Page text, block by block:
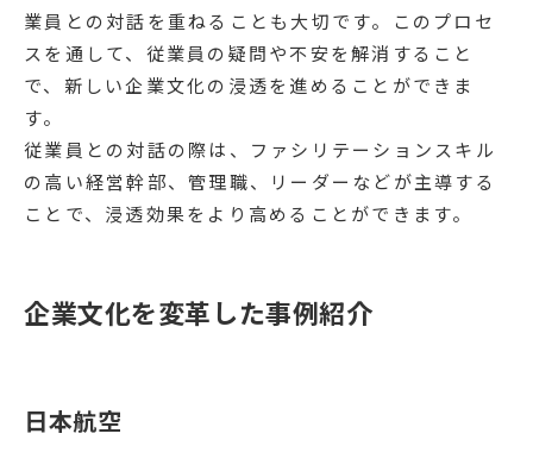
業員との対話を重ねることも大切です。このプロセ
スを通して、従業員の疑問や不安を解消すること
で、新しい企業文化の浸透を進めることができま
す。
従業員との対話の際は、ファシリテーションスキル
の高い経営幹部、管理職、リーダーなどが主導する
ことで、浸透効果をより高めることができます。
企業文化を変革した事例紹介
日本航空